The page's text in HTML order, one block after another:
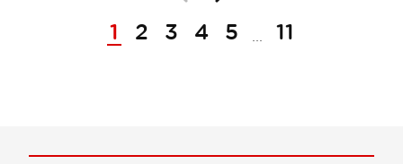
1
2 3 4 5 11